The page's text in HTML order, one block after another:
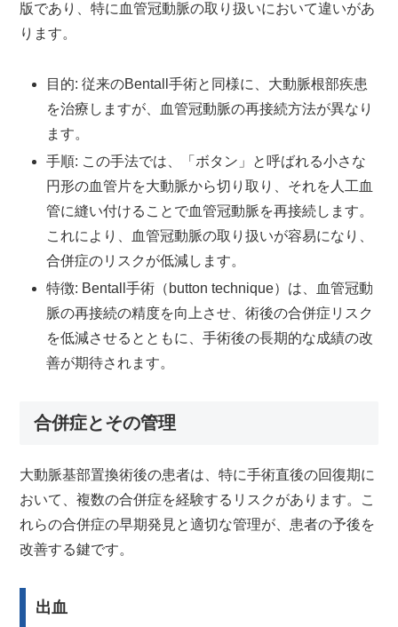
版であり、特に血管冠動脈の取り扱いにおいて違いがあ
ります。
目的: 従来のBentall手術と同様に、大動脈根部疾患
を治療しますが、血管冠動脈の再接続方法が異なり
ます。
手順: この手法では、「ボタン」と呼ばれる小さな
円形の血管片を大動脈から切り取り、それを人工血
管に縫い付けることで血管冠動脈を再接続します。
これにより、血管冠動脈の取り扱いが容易になり、
合併症のリスクが低減します。
特徴: Bentall手術（button technique）は、血管冠動
脈の再接続の精度を向上させ、術後の合併症リスク
を低減させるとともに、手術後の長期的な成績の改
善が期待されます。
合併症とその管理
大動脈基部置換術後の患者は、特に手術直後の回復期に
おいて、複数の合併症を経験するリスクがあります。こ
れらの合併症の早期発見と適切な管理が、患者の予後を
改善する鍵です。
出血